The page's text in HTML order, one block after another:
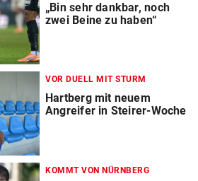
„Bin sehr dankbar, noch
zwei Beine zu haben“
VOR DUELL MIT STURM
Hartberg mit neuem
Angreifer in Steirer-Woche
KOMMT VON NÜRNBERG